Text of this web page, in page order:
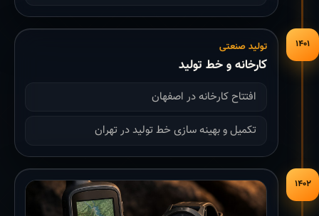
۱۴۰۱ تولید صنعتی
کارخانه و خط تولید
افتتاح کارخانه در اصفهان
تکمیل و بهینه سازی خط تولید در تهران
۱۴۰۲